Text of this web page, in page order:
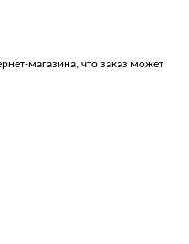
магазина, что заказ может